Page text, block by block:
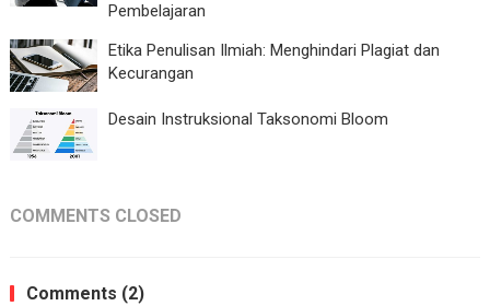
Pembelajaran
Etika Penulisan Ilmiah: Menghindari Plagiat dan
Kecurangan
Desain Instruksional Taksonomi Bloom
COMMENTS CLOSED
Comments (2)